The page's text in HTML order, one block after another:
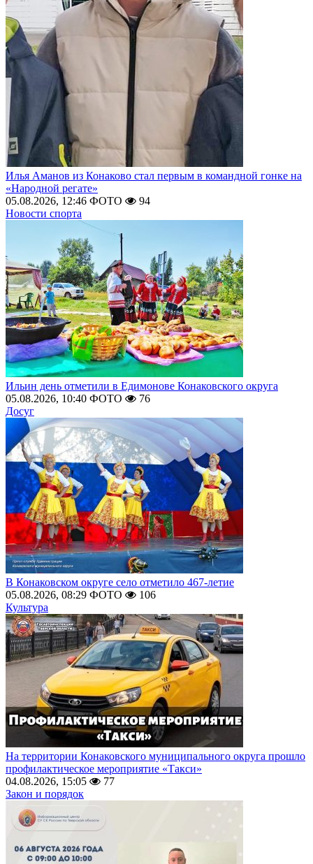
Илья Аманов из Конаково стал первым в командной гонке на
«Народной регате»
05.08.2026, 12:46 ФОТО
94
Новости спорта
Ильин день отметили в Едимонове Конаковского округа
05.08.2026, 10:40 ФОТО
76
Досуг
В Конаковском округе село отметило 467-летие
05.08.2026, 08:29 ФОТО
106
Культура
На территории Конаковского муниципального округа прошло
профилактическое мероприятие «Такси»
04.08.2026, 15:05
77
Закон и порядок